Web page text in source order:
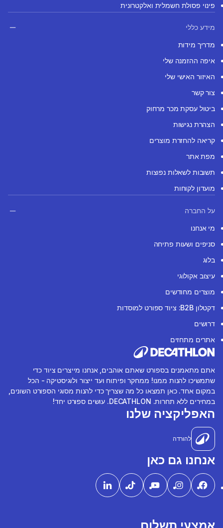
פינוי פסולת חשמלית ואלקטרונית
מידע כללי
מדריך מידות
איפה ההזמנה שלי
האיזור האישי שלי
צור קשר
ביטול עסקת מכר מרחוק
הצהרת נגישות
קריאה להחזרת מוצרים
מפת אתר
תשובות לשאלות נפוצות
מועדון לקוחות
על החברה
מי אנחנו
סניפים ושעות פתיחה
בלוג
עיצוב אקולוגי
מוצרים מחודשים
דקטלון B2B: ציוד ספורט למוסדות
דרושים
אתרים מתחזים
אתם מתאמנים בספורט שאתם אוהבים, אנחנו מייצרים ציוד כדי
שתמשיכו להנות ממנו! ממחקר ופיתוח ועד ייצור ולוגיסטיקה - הכל
במקום אחד. כאן תמצאו כל מה שצריך כדי להנות מסוגי הספורט השונים,
במחירים ללא תחרות. DECATHLON. עושים ספורט יחד!
האפליקציה שלנו
להורדה
אנחנו גם כאן